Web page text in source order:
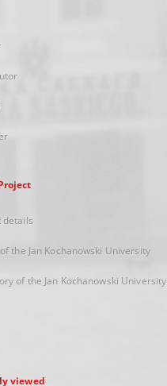
details
the Jan Kochanowski University
of the Jan Kochanowski University
viewed